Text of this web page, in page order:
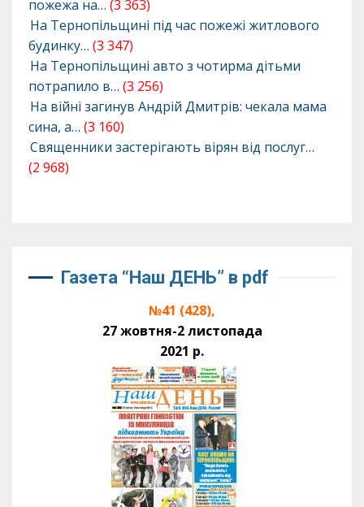
пожежа на… (3 363)
На Тернопільщині під час пожежі житлового
будинку… (3 347)
На Тернопільщині авто з чотирма дітьми
потрапило в… (3 256)
На війні загинув Андрій Дмитрів: чекала мама
сина, а… (3 160)
Священники застерігають вірян від послуг…
(2 968)
Газета “Наш ДЕНЬ” в pdf
№41 (428),
27 жовтня-2 листопада
2021 р.